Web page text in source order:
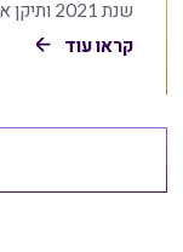
שנת 2021 ותיקן את חוק מיסוי מקרקעין (שבח […]
קראו עוד